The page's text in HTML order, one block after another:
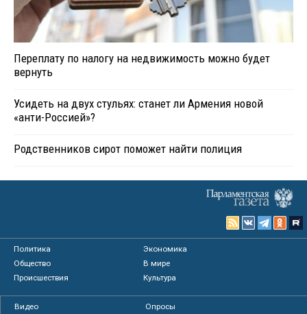
Переплату по налогу на недвижимость можно будет
вернуть
Усидеть на двух стульях: станет ли Армения новой
«анти-Россией»?
Родственников сирот поможет найти полиция
Политика
Экономика
Общество
В мире
Происшествия
Культура
Видео
Опросы